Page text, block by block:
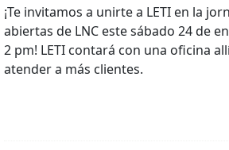
¡Te invitamos a unirte a LETI en la
abiertas de LNC este sábado 24 de
2 pm! LETI contará con una oficina
atender a más clientes.